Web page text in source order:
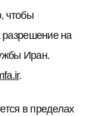
чтобы
на
Иран.
.
в пределах